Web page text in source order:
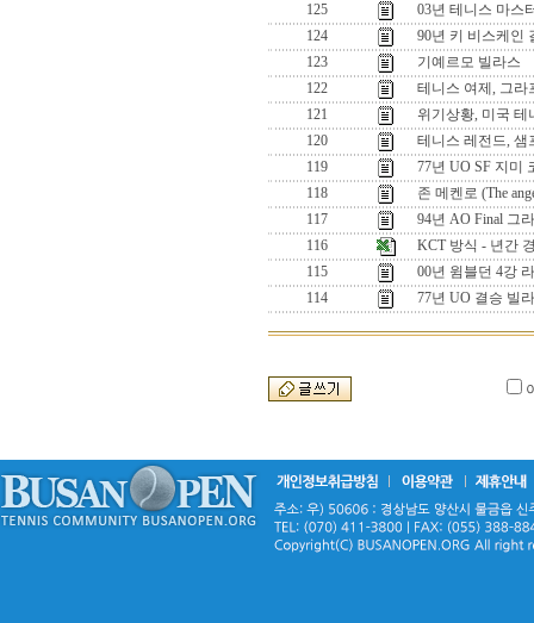
125
03년 테니스 마스
124
90년 키 비스케인
123
기예르모 빌라스
122
테니스 여제, 그라
121
위기상황, 미국 테
120
테니스 레전드, 샘
119
77년 UO SF 지미
118
존 메켄로 (The
117
94년 AO Final 그
116
KCT 방식 - 년간
115
00년 윔블던 4강
114
77년 UO 결승 빌